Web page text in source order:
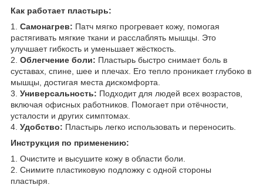
Как работает пластырь:
1. Самонагрев: Патч мягко прогревает кожу, помогая
растягивать мягкие ткани и расслаблять мышцы. Это
улучшает гибкость и уменьшает жёсткость.
2. Облегчение боли: Пластырь быстро снимает боль в
суставах, спине, шее и плечах. Его тепло проникает глубоко в
мышцы, достигая места дискомфорта.
3. Универсальность: Подходит для людей всех возрастов,
включая офисных работников. Помогает при отёчности,
усталости и других симптомах.
4. Удобство: Пластырь легко использовать и переносить.
Инструкция по применению:
1. Очистите и высушите кожу в области боли.
2. Снимите пластиковую подложку с одной стороны
пластыря.